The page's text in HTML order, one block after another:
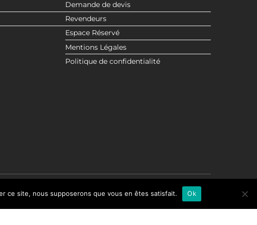
Demande de devis
Revendeurs
Espace Réservé
Mentions Légales
Politique de confidentialité
ce site, nous supposerons que vous en êtes satisfait. Ok